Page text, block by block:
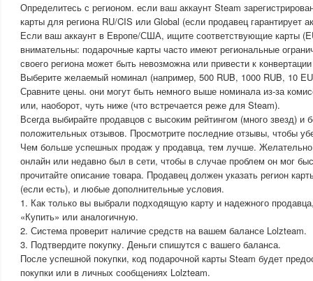
Определитесь с регионом. если ваш аккаунт Steam
карты для региона RU/CIS или Global (если продавец гарантирует
Если ваш аккаунт в Европе/США, ищите соответствующие карты
внимательны: подарочные карты часто имеют региональные
своего региона может быть невозможна или привести к
Выберите желаемый номинал (например, 500 RUB, 1000 RUB, 10
Сравните цены. они могут быть немного выше номинала из-за
или, наоборот, чуть ниже (что встречается реже для Steam).
Всегда выбирайте продавцов с высоким рейтингом (много звезд) и
положительных отзывов. Просмотрите последние отзывы, чтобы
Чем больше успешных продаж у продавца, тем лучше.
онлайн или недавно был в сети, чтобы в случае проблем он мог
прочитайте описание товара. Продавец должен указать регион
(если есть), и любые дополнительные условия.
1. Как только вы выбрали подходящую карту и надежного
«Купить» или аналогичную.
2. Система проверит наличие средств на вашем балансе Lolzteam.
3. Подтвердите покупку. Деньги спишутся с вашего баланса.
После успешной покупки, код подарочной карты Steam будет
покупки или в личных сообщениях Lolzteam.